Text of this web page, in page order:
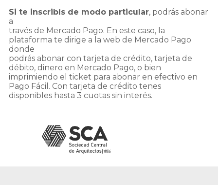
Si te inscribís de modo particular, podrás abonar
a
través de Mercado Pago. En este caso, la
plataforma te dirige a la web de Mercado Pago
donde
podrás abonar con tarjeta de crédito, tarjeta de
débito, dinero en Mercado Pago, o bien
imprimiendo el ticket para abonar en efectivo en
Pago Fácil. Con tarjeta de crédito tenes
disponibles hasta 3 cuotas sin interés.